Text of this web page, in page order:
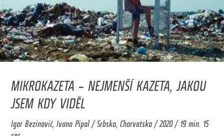
MIKROKAZETA – NEJMENŠÍ KAZETA, JAKOU
JSEM KDY VIDĚL
Igor Bezinović, Ivana Pipal / Srbsko, Chorvatsko / 2020 / 19 min. 15